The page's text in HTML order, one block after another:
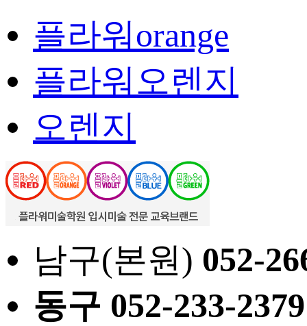
플라워orange
플라워오렌지
오렌지
남구(본원) 052-
동구 052-233-2379